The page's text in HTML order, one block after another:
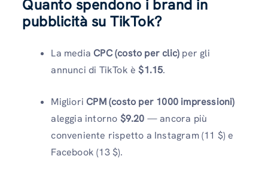
Quanto spendono i brand in
pubblicità su TikTok?
La mediaCPC (costo per clic) per gli
annunci di TikTok è$1.15.
MiglioriCPM (costo per 1000 impressioni)
aleggia intorno $9.20 — ancora più
conveniente rispetto a Instagram (11 $) e
Facebook (13 $).